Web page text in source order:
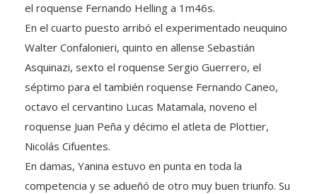
el roquense Fernando Helling a 1m46s.
En el cuarto puesto arribó el experimentado neuquino
Walter Confalonieri, quinto en allense Sebastián
Asquinazi, sexto el roquense Sergio Guerrero, el
séptimo para el también roquense Fernando Caneo,
octavo el cervantino Lucas Matamala, noveno el
roquense Juan Peña y décimo el atleta de Plottier,
Nicolás Cifuentes.
En damas, Yanina estuvo en punta en toda la
competencia y se adueñó de otro muy buen triunfo. Su